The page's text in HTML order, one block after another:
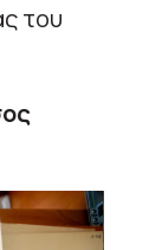
του